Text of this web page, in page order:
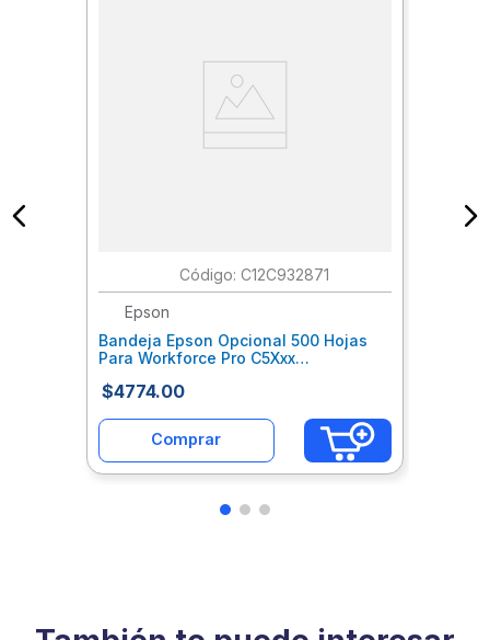
: C12C932871
Epson
Bandeja Epson Opcional 500 Hojas
Para Workforce Pro C5Xxx
$4774.00
Comprar